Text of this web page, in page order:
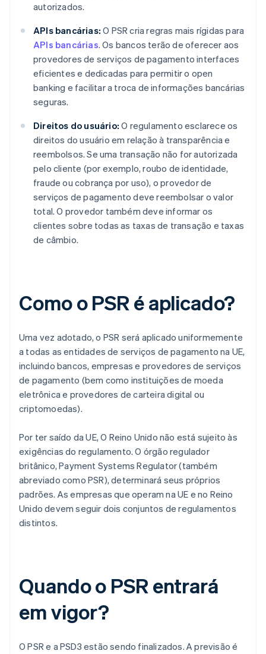
autorizados.
APIs bancárias: O PSR cria regras mais rígidas para
APIs bancárias. Os bancos terão de oferecer aos
provedores de serviços de pagamento interfaces
eficientes e dedicadas para permitir o open
banking e facilitar a troca de informações bancárias
seguras.
Direitos do usuário: O regulamento esclarece os
direitos do usuário em relação à transparência e
reembolsos. Se uma transação não for autorizada
pelo cliente (por exemplo, roubo de identidade,
fraude ou cobrança por uso), o provedor de
serviços de pagamento deve reembolsar o valor
total. O provedor também deve informar os
clientes sobre todas as taxas de transação e taxas
de câmbio.
Como o PSR é aplicado?
Uma vez adotado, o PSR será aplicado uniformemente
a todas as entidades de serviços de pagamento na UE,
incluindo bancos, empresas e provedores de serviços
de pagamento (bem como instituições de moeda
eletrônica e provedores de carteira digital ou
criptomoedas).
Por ter saído da UE, O Reino Unido não está sujeito às
exigências do regulamento. O órgão regulador
britânico, Payment Systems Regulator (também
abreviado como PSR), determinará seus próprios
padrões. As empresas que operam na UE e no Reino
Unido devem seguir dois conjuntos de regulamentos
distintos.
Quando o PSR entrará
em vigor?
O PSR e a PSD3 estão sendo finalizados. A previsão é